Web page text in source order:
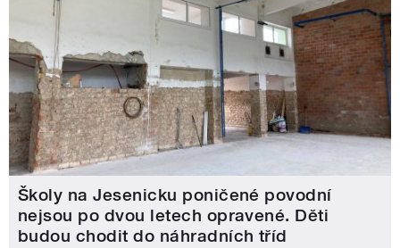
Školy na Jesenicku poničené povodní
nejsou po dvou letech opravené. Děti
budou chodit do náhradních tříd